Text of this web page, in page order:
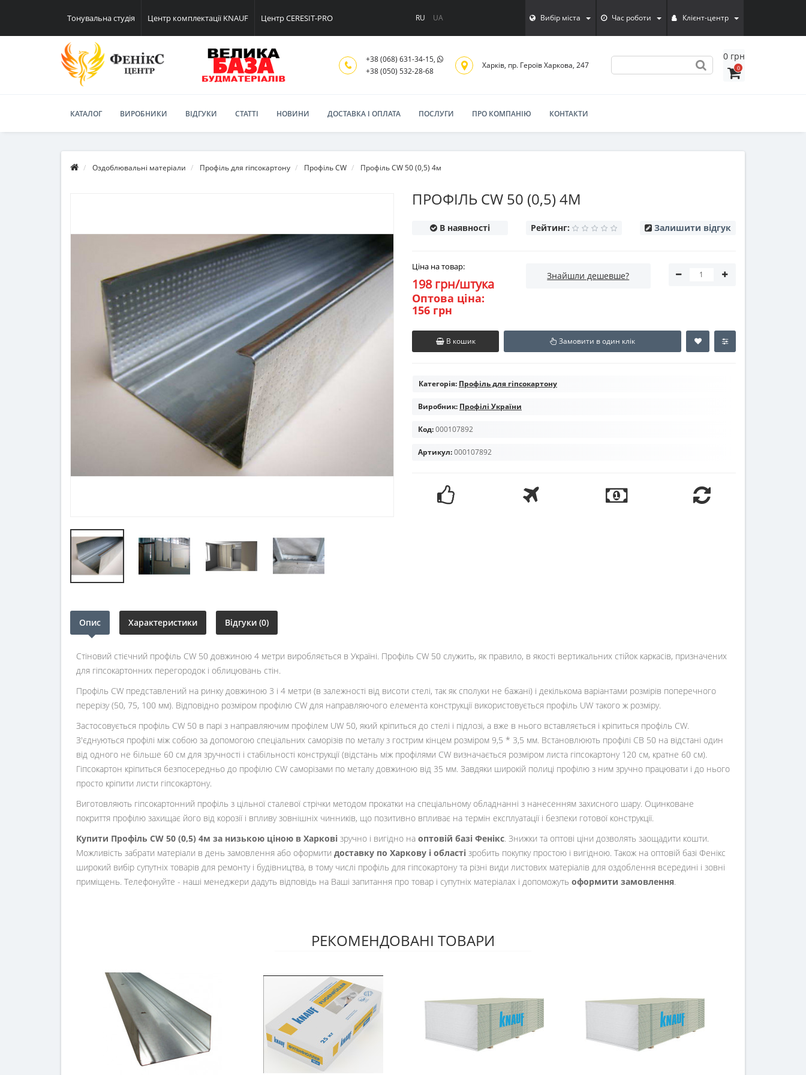
Тонувальна студія Центр комплектації KNAUF Центр CERESIT-PRO RU UA Вибір міста Час роботи Клієнт-центр
+38 (068) 631-34-15,
+38 (050) 532-28-68
Харків, пр. Героїв Харкова, 247
0 грн
0
КАТАЛОГ ВИРОБНИКИ ВІДГУКИ СТАТТІ НОВИНИ ДОСТАВКА І ОПЛАТА ПОСЛУГИ ПРО КОМПАНІЮ КОНТАКТИ
Оздоблювальні матеріали Профіль для гіпсокартону Профіль CW Профіль CW 50 (0,5) 4м
ПРОФІЛЬ CW 50 (0,5) 4М
В наявності Рейтинг: Залишити відгук
Ціна на товар:
198 грн/штука
Оптова ціна:
156 грн
Знайшли дешевше?
В кошик Замовити в один клік
Категорія: Профіль для гіпсокартону
Виробник: Профілі України
Код:000107892
Артикул:000107892
Опис Характеристики Відгуки (0)
Стіновий стієчний профіль CW 50 довжиною 4 метри виробляється в Україні. Профіль CW 50 служить, як правило, в якості вертикальних стійок каркасів, призначених
для гіпсокартонних перегородок і облицювань стін.
Профіль CW представлений на ринку довжиною 3 і 4 метри (в залежності від висоти стелі, так як сполуки не бажані) і декількома варіантами розмірів поперечного
перерізу (50, 75, 100 мм). Відповідно розміром профілю CW для направляючого елемента конструкції використовується профіль UW такого ж розміру.
Застосовується профіль CW 50 в парі з направляючим профілем UW 50, який кріпиться до стелі і підлозі, а вже в нього вставляється і кріпиться профіль CW.
З'єднуються профілі між собою за допомогою спеціальних саморізів по металу з гострим кінцем розміром 9,5 * 3,5 мм. Встановлюють профілі СВ 50 на відстані один
від одного не більше 60 см для зручності і стабільності конструкції (відстань між профілями CW визначається розміром листа гіпсокартону 120 см, кратне 60 см).
Гіпсокартон кріпиться безпосередньо до профілю CW саморізами по металу довжиною від 35 мм. Завдяки широкій полиці профілю з ним зручно працювати і до нього
просто кріпити листи гіпсокартону.
Виготовляють гіпсокартонний профіль з цільної сталевої стрічки методом прокатки на спеціальному обладнанні з нанесенням захисного шару. Оцинковане
покриття профілю захищає його від корозії і впливу зовнішніх чинників, що позитивно впливає на термін експлуатації і безпеки готової конструкції.
Купити Профіль CW 50 (0,5) 4м за низькою ціною в Харкові зручно і вигідно на оптовій базі Фенікс. Знижки та оптові ціни дозволять заощадити кошти.
Можливість забрати матеріали в день замовлення або оформити доставку по Харкову і області зробить покупку простою і вигідною. Також на оптовій базі Фенікс
широкий вибір супутніх товарів для ремонту і будівництва, в тому числі профіль для гіпсокартону та різні види листових матеріалів для оздоблення всередині і зовні
приміщень. Телефонуйте - наші менеджери дадуть відповідь на Ваші запитання про товар і супутніх матеріалах і допоможуть оформити замовлення.
РЕКОМЕНДОВАНІ ТОВАРИ